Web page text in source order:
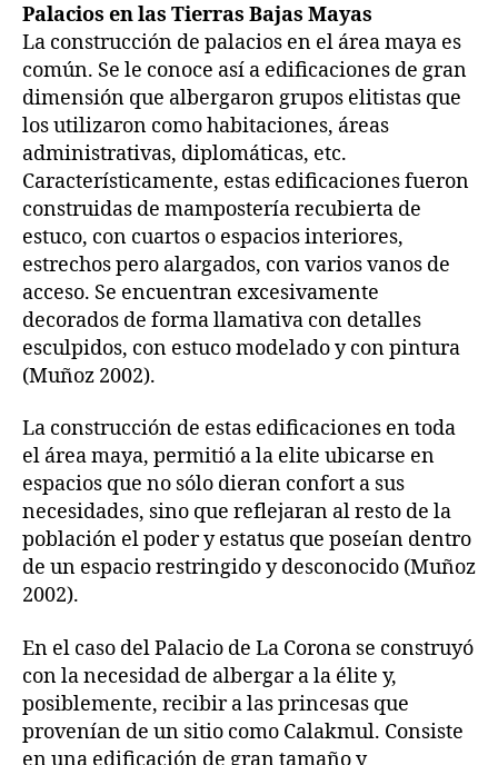
Palacios en las Tierras Bajas Mayas
La construcción de palacios en el área maya es
común. Se le conoce así a edificaciones de gran
dimensión que albergaron grupos elitistas que
los utilizaron como habitaciones, áreas
administrativas, diplomáticas, etc.
Característicamente, estas edificaciones fueron
construidas de mampostería recubierta de
estuco, con cuartos o espacios interiores,
estrechos pero alargados, con varios vanos de
acceso. Se encuentran excesivamente
decorados de forma llamativa con detalles
esculpidos, con estuco modelado y con pintura
(Muñoz 2002).
La construcción de estas edificaciones en toda
el área maya, permitió a la elite ubicarse en
espacios que no sólo dieran confort a sus
necesidades, sino que reflejaran al resto de la
población el poder y estatus que poseían dentro
de un espacio restringido y desconocido (Muñoz
2002).
En el caso del Palacio de La Corona se construyó
con la necesidad de albergar a la élite y,
posiblemente, recibir a las princesas que
provenían de un sitio como Calakmul. Consiste
en una edificación de gran tamaño y